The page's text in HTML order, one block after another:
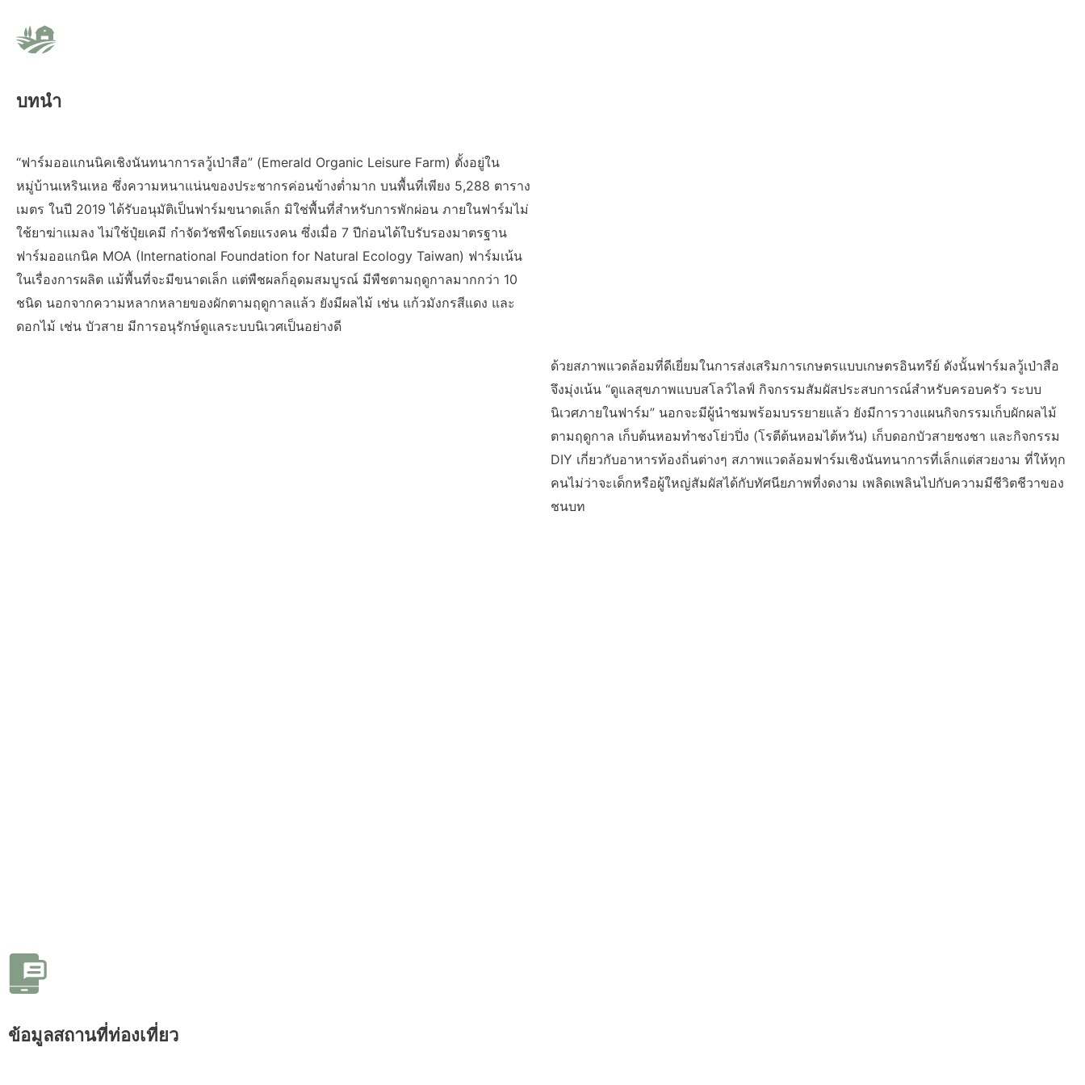
บทนำ
“ฟาร์มออแกนนิคเชิงนันทนาการลวู้เป่าสือ” (Emerald Organic Leisure Farm) ตั้งอยู่ใน
หมู่บ้านเหรินเหอ ซึ่งความหนาแน่นของประชากรค่อนข้างต่ำมาก บนพื้นที่เพียง 5,288 ตาราง
เมตร ในปี 2019 ได้รับอนุมัติเป็นฟาร์มขนาดเล็ก มิใช่พื้นที่สำหรับการพักผ่อน ภายในฟาร์มไม่
ใช้ยาฆ่าแมลง ไม่ใช้ปุ๋ยเคมี กำจัดวัชพืชโดยแรงคน ซึ่งเมื่อ 7 ปีก่อนได้ใบรับรองมาตรฐาน
ฟาร์มออแกนิค MOA (International Foundation for Natural Ecology Taiwan) ฟาร์มเน้น
ในเรื่องการผลิต แม้พื้นที่จะมีขนาดเล็ก แต่พืชผลก็อุดมสมบูรณ์ มีพืชตามฤดูกาลมากกว่า 10
ชนิด นอกจากความหลากหลายของผักตามฤดูกาลแล้ว ยังมีผลไม้ เช่น แก้วมังกรสีแดง และ
ดอกไม้ เช่น บัวสาย มีการอนุรักษ์ดูแลระบบนิเวศเป็นอย่างดี
ด้วยสภาพแวดล้อมที่ดีเยี่ยมในการส่งเสริมการเกษตรแบบเกษตรอินทรีย์ ดังนั้นฟาร์มลวู้เป่าสือ
จึงมุ่งเน้น “ดูแลสุขภาพแบบสโลว์ไลฟ์ กิจกรรมสัมผัสประสบการณ์สำหรับครอบครัว ระบบ
นิเวศภายในฟาร์ม” นอกจะมีผู้นำชมพร้อมบรรยายแล้ว ยังมีการวางแผนกิจกรรมเก็บผักผลไม้
ตามฤดูกาล เก็บต้นหอมทำชงโย่วปิ่ง (โรตีต้นหอมไต้หวัน) เก็บดอกบัวสายชงชา และกิจกรรม
DIY เกี่ยวกับอาหารท้องถิ่นต่างๆ สภาพแวดล้อมฟาร์มเชิงนันทนาการที่เล็กแต่สวยงาม ที่ให้ทุก
คนไม่ว่าจะเด็กหรือผู้ใหญ่สัมผัสได้กับทัศนียภาพที่งดงาม เพลิดเพลินไปกับความมีชีวิตชีวาของ
ชนบท
ข้อมูลสถานที่ท่องเที่ยว